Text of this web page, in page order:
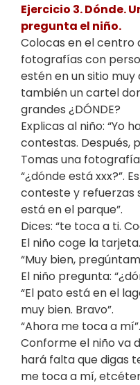
Ejercicio 3. Dónde.
pregunta el niño.
Colocas en el centro
fotografías con
estén en un sitio
también un cartel
grandes ¿DÓNDE?
Explicas al niño: “Yo
contestas. Después,
Tomas una
“¿dónde está xxx?”.
conteste y refuerzas
está en el parque”.
Dices: “te toca a ti.
El niño coge la tarjeta.
“Muy bien,
El niño pregunta:
“El pato está en el
muy bien. Bravo”.
“Ahora me toca a
Conforme el niño va
hará falta que digas
me toca a mí,